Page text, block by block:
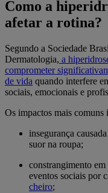
Como a
afetar a rotina?
Segundo a Sociedade
Dermatologia, a
comprometer
de vida quando interfere
sociais, emocionais e
Os impactos mais comuns
insegurança
suor na roupa;
constrangimento em
eventos sociais por
cheiro;